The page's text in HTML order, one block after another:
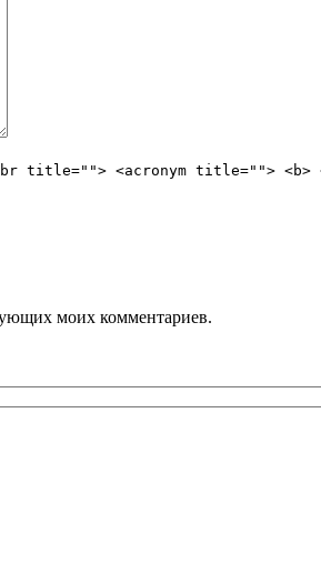
title=""> <acronym title=""> <b>
моих комментариев.